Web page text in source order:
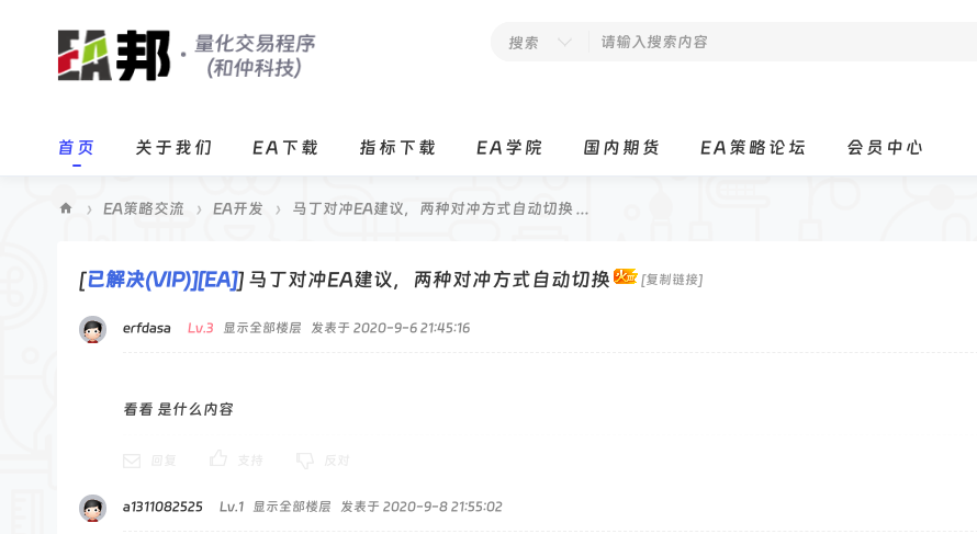
搜索
首页 关于我们 EA下载 指标下载 EA学院 国内期货 EA策略论坛 会员中心
› EA策略交流 › EA开发 › 马丁对冲EA建议，两种对冲方式自动切换 ...
[已解决(VIP)][EA]] 马丁对冲EA建议，两种对冲方式自动切换 [复制链接]
erfdasa Lv.3 显示全部楼层 发表于 2020-9-6 21:45:16
看看 是什么内容
a1311082525 Lv.1 显示全部楼层 发表于 2020-9-8 21:55:02